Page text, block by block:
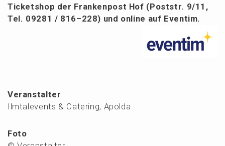
Ticket­shop der Franken­post Hof (Poststr. 9/11,
Tel. 09281 / 816–228) und online auf Eventim.
Veranstalter
Ilmtalevents & Catering, Apolda
Foto